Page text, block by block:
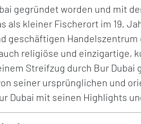
gegründet worden und mit
als kleiner Fischerort im 19.
geschäftigen
religiöse und einzigartige,
Streifzug durch Bur
seiner ursprünglichen und
Dubai mit seinen Highlights